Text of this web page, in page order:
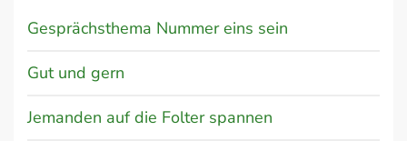
Gesprächsthema Nummer eins sein
Gut und gern
Jemanden auf die Folter spannen